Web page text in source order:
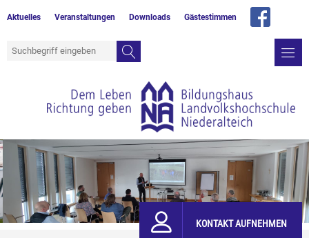
Aktuelles Veranstaltungen Downloads Gästestimmen
KONTAKT AUFNEHMEN